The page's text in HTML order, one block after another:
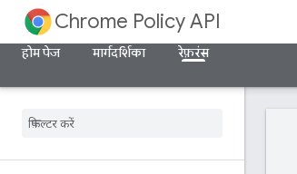
Chrome Policy API
होम पेज
मार्गदर्शिका रेफ़रंस